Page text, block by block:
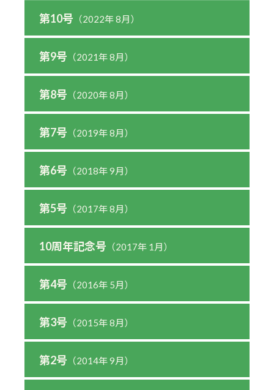
第10号 （2022年 8月）
第9号 （2021年 8月）
第8号 （2020年 8月）
第7号 （2019年 8月）
第6号 （2018年 9月）
第5号 （2017年 8月）
10周年記念号 （2017年 1月）
第4号 （2016年 5月）
第3号 （2015年 8月）
第2号 （2014年 9月）